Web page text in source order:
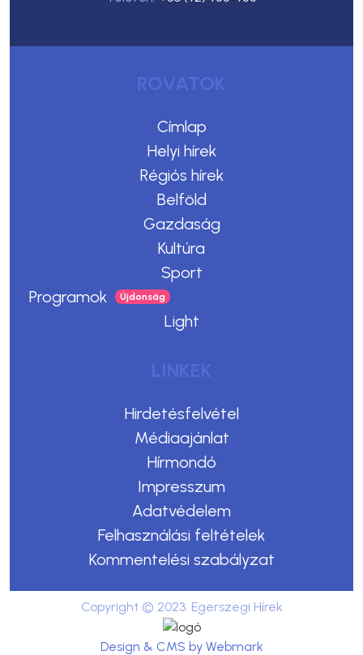
ROVATOK
Címlap
Helyi hírek
Régiós hírek
Belföld
Gazdaság
Kultúra
Sport
Programok
Light
LINKEK
Hirdetésfelvétel
Médiaajánlat
Hírmondó
Impresszum
Adatvédelem
Felhasználási feltételek
Kommentelési szabályzat
Copyright © 2023. Egerszegi Hírek
Design & CMS by Webmark